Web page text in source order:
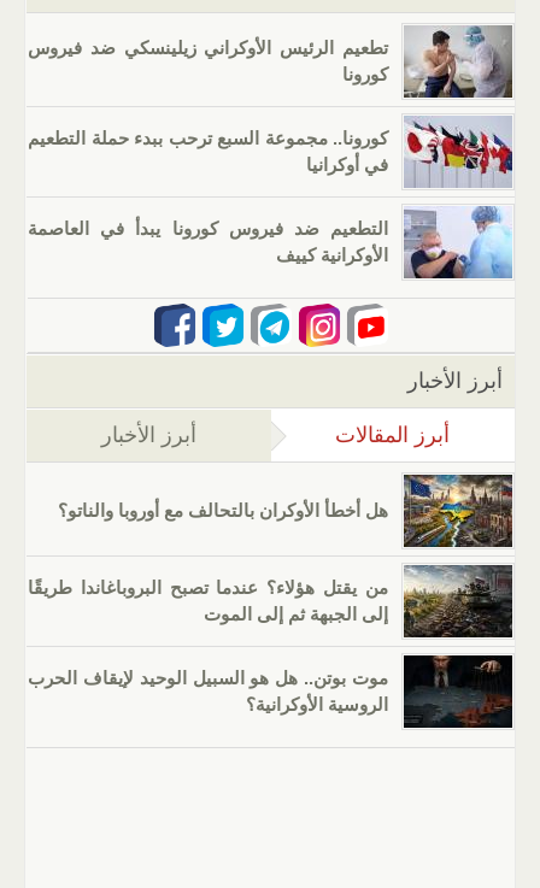
تطعيم الرئيس الأوكراني زيلينسكي ضد فيروس
كورونا
كورونا.. مجموعة السبع ترحب ببدء حملة التطعيم
في أوكرانيا
التطعيم ضد فيروس كورونا يبدأ في العاصمة
الأوكرانية كييف
أبرز الأخبار
أبرز المقالات (علامة التبويب النشطة)
أبرز الأخبار
هل أخطأ الأوكران بالتحالف مع أوروبا والناتو؟
من يقتل هؤلاء؟ عندما تصبح البروباغاندا طريقًا
إلى الجبهة ثم إلى الموت
موت بوتن.. هل هو السبيل الوحيد لإيقاف الحرب
الروسية الأوكرانية؟